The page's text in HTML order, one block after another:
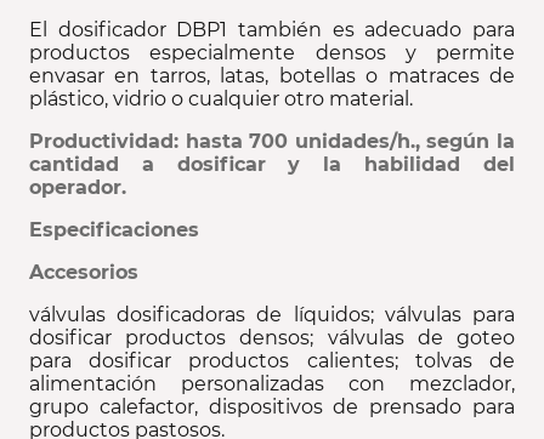
El dosificador DBP1 también es adecuado para
productos especialmente densos y permite
envasar en tarros, latas, botellas o matraces de
plástico, vidrio o cualquier otro material.
Productividad: hasta 700 unidades/h., según la
cantidad a dosificar y la habilidad del
operador.
Especificaciones
Accesorios
válvulas dosificadoras de líquidos; válvulas para
dosificar productos densos; válvulas de goteo
para dosificar productos calientes; tolvas de
alimentación personalizadas con mezclador,
grupo calefactor, dispositivos de prensado para
productos pastosos.